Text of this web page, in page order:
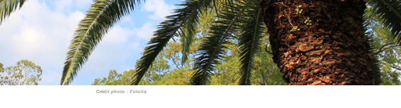
Crédit photo : Fotolia